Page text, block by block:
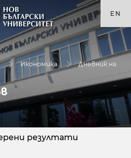
EN
Икономика
Дневник на
резултати